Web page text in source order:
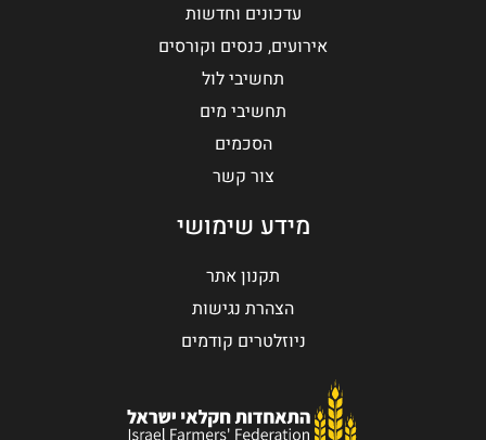
עדכונים וחדשות
אירועים, כנסים וקורסים
תחשיבי לול
תחשיבי מים
הסכמים
צור קשר
מידע שימושי
תקנון אתר
הצהרת נגישות
ניוזלטרים קודמים